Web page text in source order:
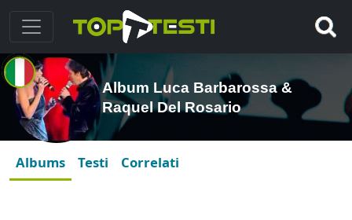
Album Luca Barbarossa &
Raquel Del Rosario
Albums Testi Correlati